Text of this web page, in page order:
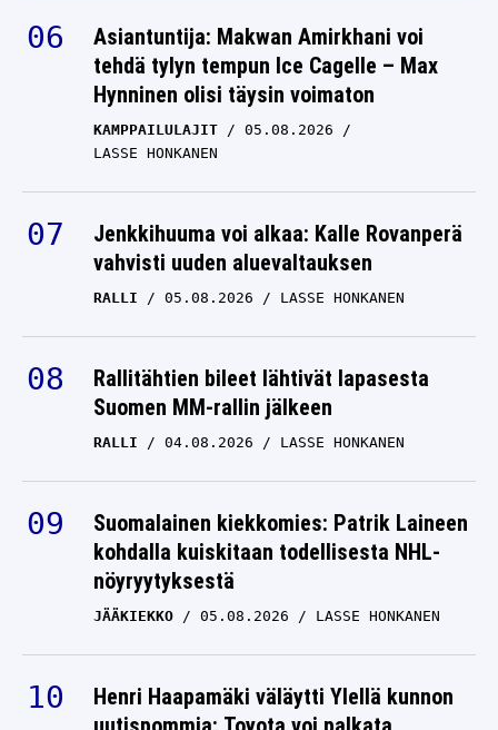
Asiantuntija: Makwan Amirkhani voi
tehdä tylyn tempun Ice Cagelle – Max
Hynninen olisi täysin voimaton
KAMPPAILULAJIT
05.08.2026
LASSE HONKANEN
Jenkkihuuma voi alkaa: Kalle Rovanperä
vahvisti uuden aluevaltauksen
RALLI 05.08.2026 LASSE HONKANEN
Rallitähtien bileet lähtivät lapasesta
Suomen MM-rallin jälkeen
RALLI 04.08.2026 LASSE HONKANEN
Suomalainen kiekkomies: Patrik Laineen
kohdalla kuiskitaan todellisesta NHL-
nöyryytyksestä
JÄÄKIEKKO 05.08.2026 LASSE HONKANEN
Henri Haapamäki väläytti Ylellä kunnon